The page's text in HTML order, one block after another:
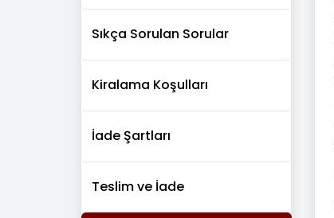
Sıkça Sorulan Sorular
Kiralama Koşulları
İade Şartları
Teslim ve İade